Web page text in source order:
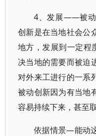
4、发展——被动
创新是在当地社会公
地方，发展到一定程
决当地的需要而被迫
对外来工进行的一系
被动创新因为有当地
容易持续下来，甚至
依据情景―能动